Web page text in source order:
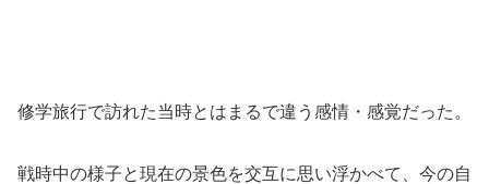
修学旅行で訪れた当時とはまるで違う感情・感覚だった。
戦時中の様子と現在の景色を交互に思い浮かべて、今の自